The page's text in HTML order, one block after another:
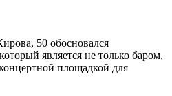
50 обосновался
является не только баром,
площадкой для